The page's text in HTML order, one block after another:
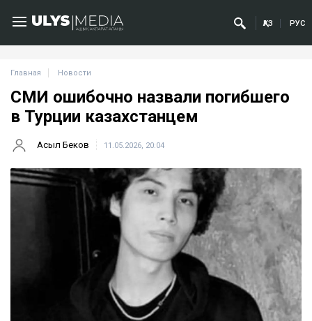
ҚАЗ РУС
Главная Новости
СМИ ошибочно назвали погибшего
в Турции казахстанцем
Асыл Беков 11.05.2026, 20:04